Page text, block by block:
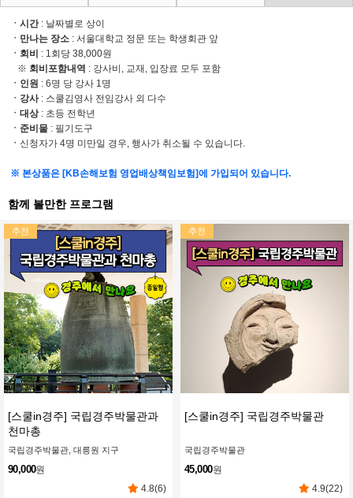
ㆍ시간: 날짜별로 상이
ㆍ만나는 장소 : 서울대학교 정문 또는 학생회관 앞
ㆍ회비
: 1회당 38,000원
※ 회비포함내역 : 강사비, 교재, 입장료 모두 포함
ㆍ 인원 : 6명 당 강사 1명
ㆍ 강사: 스쿨김영사 전임강사 외 다수
ㆍ대상: 초등 전학년
ㆍ 준비물 : 필기도구
ㆍ신청자가 4명 미만일 경우, 행사가 취소될 수 있습니다.
※ 본상품은 [KB손해보험 영업배상책임보험]에 가입되어 있습니다.
함께 볼만한 프로그램
추천
[스쿨in경주] 국립경주박물관과
천마총
국립경주박물관, 대릉원 지구
90,000원
4.8(6)
추천
[스쿨in경주] 국립경주박물관
국립경주박물관
45,000원
4.9(22)